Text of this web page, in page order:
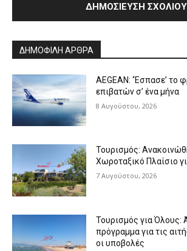
ΔΗΜΟΦΙΛΗ ΑΡΘΡΑ
AEGEAN: ‘Έσπασε’ το
επιβατών σ’ ένα μήνα
8 Αυγούστου, 2026
Τουρισμός:
Χωροταξικό Πλαίσιο
7 Αυγούστου, 2026
Τουρισμός για Όλους:
πρόγραμμα για τις
οι υποβολές